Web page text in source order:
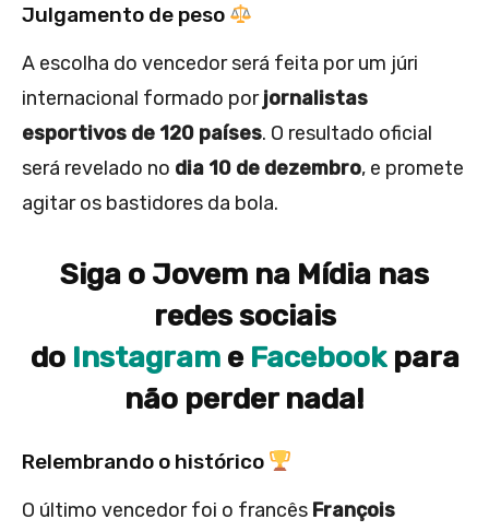
Julgamento de peso
A escolha do vencedor será feita por um júri
internacional formado porjornalistas
esportivos de 120 países. O resultado oficial
será revelado no dia 10 de dezembro, e promete
agitar os bastidores da bola.
Siga o Jovem na Mídia nas
redes sociais
do Instagram e Facebookpara
não perder nada!
Relembrando o histórico
O último vencedor foi o francês François